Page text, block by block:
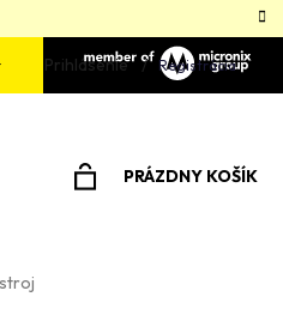
Prihlásenie Registrácia
PRÁZDNY KOŠÍK